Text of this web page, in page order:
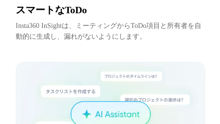
スマートなToDo
Insta360 InSightは、ミーティングからToDo項目と所有者を自
動的に生成し、漏れがないようにします。